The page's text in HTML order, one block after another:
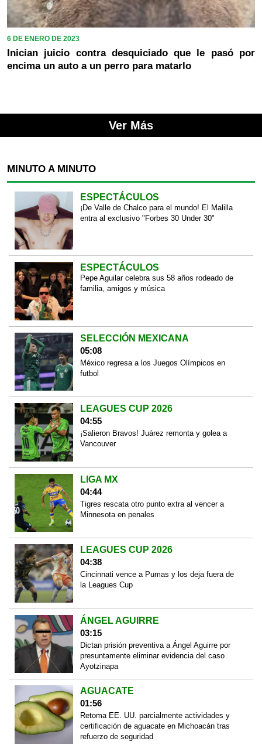
6 DE ENERO DE 2023
Inician juicio contra desquiciado que le pasó por
encima un auto a un perro para matarlo
Ver Más
MINUTO A MINUTO
ESPECTÁCULOS
¡De Valle de Chalco para el mundo! El Malilla
entra al exclusivo "Forbes 30 Under 30"
ESPECTÁCULOS
Pepe Aguilar celebra sus 58 años rodeado de
familia, amigos y música
SELECCIÓN MEXICANA
05:08
México regresa a los Juegos Olímpicos en
futbol
LEAGUES CUP 2026
04:55
¡Salieron Bravos! Juárez remonta y golea a
Vancouver
LIGA MX
04:44
Tigres rescata otro punto extra al vencer a
Minnesota en penales
LEAGUES CUP 2026
04:38
Cincinnati vence a Pumas y los deja fuera de
la Leagues Cup
ÁNGEL AGUIRRE
03:15
Dictan prisión preventiva a Ángel Aguirre por
presuntamente eliminar evidencia del caso
Ayotzinapa
AGUACATE
01:56
Retoma EE. UU. parcialmente actividades y
certificación de aguacate en Michoacán tras
refuerzo de seguridad